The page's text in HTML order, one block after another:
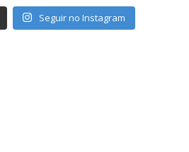
Seguir no Instagram